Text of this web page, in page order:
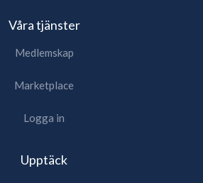
Våra tjänster
Medlemskap
Marketplace
Logga in
Upptäck